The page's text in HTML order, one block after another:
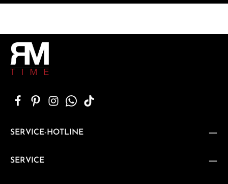
SERVICE-HOTLINE
SERVICE